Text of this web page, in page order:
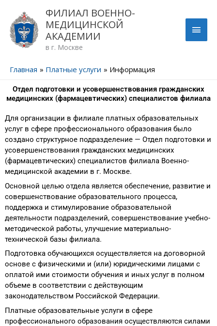
содержимому
ФИЛИАЛ ВОЕННО-
МЕДИЦИНСКОЙ
АКАДЕМИИ
в г. Москве
Главная Платные услуги Информация
Отдел подготовки и усовершенствования гражданских
медицинских (фармацевтических) специалистов филиала
Для организации в филиале платных образовательных
услуг в сфере профессионального образования было
создано структурное подразделение — Отдел подготовки и
усовершенствования гражданских медицинских
(фармацевтических) специалистов филиала Военно-
медицинской академии в г. Москве.
Основной целью отдела является обеспечение, развитие и
совершенствование образовательного процесса,
поддержка и стимулирование образовательной
деятельности подразделений, совершенствование учебно-
методической работы, улучшение материально-
технической базы филиала.
Подготовка обучающихся осуществляется на договорной
основе с физическими и (или) юридическими лицами с
оплатой ими стоимости обучения и иных услуг в полном
объеме в соответствии с действующим
законодательством Российской Федерации.
Платные образовательные услуги в сфере
профессионального образования осуществляются силами